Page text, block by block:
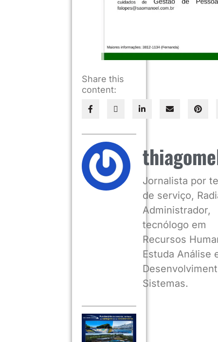
Share this
content:
Jornalista por
de serviço,
Administrador,
tecnólogo em
Recursos
Estuda Análise
Sistemas.